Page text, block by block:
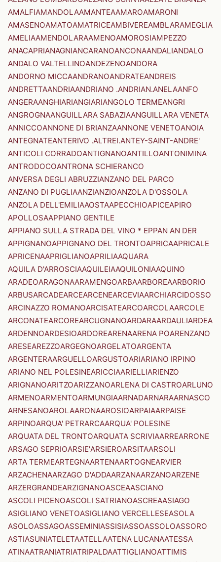
AMALFIAMANDOLAAMANTEAAMAROAMARONI
AMASENOAMATOAMATRICEAMBIVEREAMBLARAMEGLIA
AMELIAAMENDOLARAAMENOAMOROSIAMPEZZO
ANACAPRIANAGNIANCARANOANCONAANDALIANDALO
ANDALO VALTELLINOANDEZENOANDORA
ANDORNO MICCAANDRANOANDRATEANDREIS
ANDRETTAANDRIAANDRIANO .ANDRIAN.ANELAANFO
ANGERAANGHIARIANGIARIANGOLO TERMEANGRI
ANGROGNAANGUILLARA SABAZIAANGUILLARA VENETA
ANNICCOANNONE DI BRIANZAANNONE VENETOANOIA
ANTEGNATEANTERIVO .ALTREI.ANTEY-SAINT-ANDRE'
ANTICOLI CORRADOANTIGNANOANTILLOANTONIMINA
ANTRODOCOANTRONA SCHIERANCO
ANVERSA DEGLI ABRUZZIANZANO DEL PARCO
ANZANO DI PUGLIAANZIANZIOANZOLA D'OSSOLA
ANZOLA DELL'EMILIAAOSTAAPECCHIOAPICEAPIRO
APOLLOSAAPPIANO GENTILE
APPIANO SULLA STRADA DEL VINO * EPPAN AN DER
APPIGNANOAPPIGNANO DEL TRONTOAPRICAAPRICALE
APRICENAAPRIGLIANOAPRILIAAQUARA
AQUILA D'ARROSCIAAQUILEIAAQUILONIAAQUINO
ARADEOARAGONAARAMENGOARBAARBOREAARBORIO
ARBUSARCADEARCEARCENEARCEVIAARCHIARCIDOSSO
ARCINAZZO ROMANOARCISATEARCOARCOLAARCOLE
ARCONATEARCOREARCUGNANOARDARAARDAULIARDEA
ARDENNOARDESIOARDOREARENAARENA POARENZANO
ARESEAREZZOARGEGNOARGELATOARGENTA
ARGENTERAARGUELLOARGUSTOARIARIANO IRPINO
ARIANO NEL POLESINEARICCIAARIELLIARIENZO
ARIGNANOARITZOARIZZANOARLENA DI CASTROARLUNO
ARMENOARMENTOARMUNGIAARNADARNARAARNASCO
ARNESANOAROLAARONAAROSIOARPAIAARPAISE
ARPINOARQUA' PETRARCAARQUA' POLESINE
ARQUATA DEL TRONTOARQUATA SCRIVIAARREARRONE
ARSAGO SEPRIOARSIE'ARSIEROARSITAARSOLI
ARTA TERMEARTEGNAARTENAARTOGNEARVIER
ARZACHENAARZAGO D'ADDAARZANAARZANOARZENE
ARZERGRANDEARZIGNANOASCEAASCIANO
ASCOLI PICENOASCOLI SATRIANOASCREAASIAGO
ASIGLIANO VENETOASIGLIANO VERCELLESEASOLA
ASOLOASSAGOASSEMINIASSISIASSOASSOLOASSORO
ASTIASUNIATELETAATELLAATENA LUCANAATESSA
ATINAATRANIATRIATRIPALDAATTIGLIANOATTIMIS